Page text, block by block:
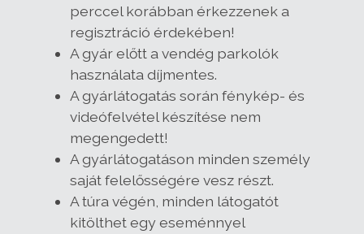
perccel korábban érkezzenek a
regisztráció érdekében!
A gyár előtt a vendég parkolók
használata díjmentes.
A gyárlátogatás során fénykép- és
videófelvétel készítése nem
megengedett!
A gyárlátogatáson minden személy
saját felelősségére vesz részt.
A túra végén, minden látogatót
kitölthet egy eseménnyel